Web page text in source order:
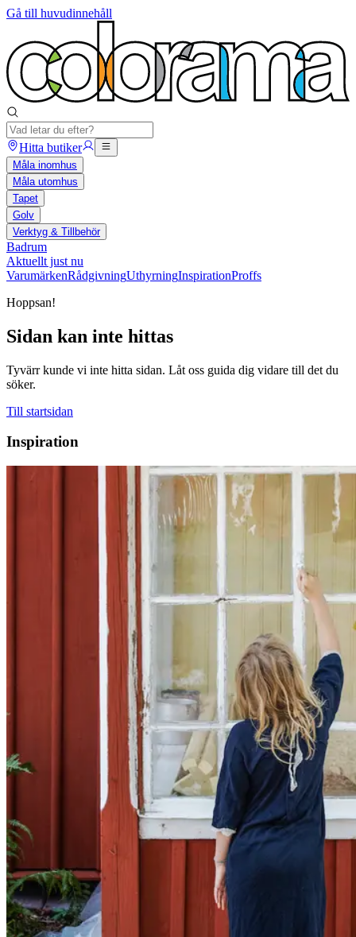
Gå till huvudinnehåll
Hitta butiker
Måla inomhus
Måla utomhus
Tapet
Golv
Verktyg & Tillbehör
Badrum
Aktuellt just nu
VarumärkenRådgivningUthyrningInspirationProffs
Hoppsan!
Sidan kan inte hittas
Tyvärr kunde vi inte hitta sidan. Låt oss guida dig vidare till det du
söker.
Till startsidan
Inspiration